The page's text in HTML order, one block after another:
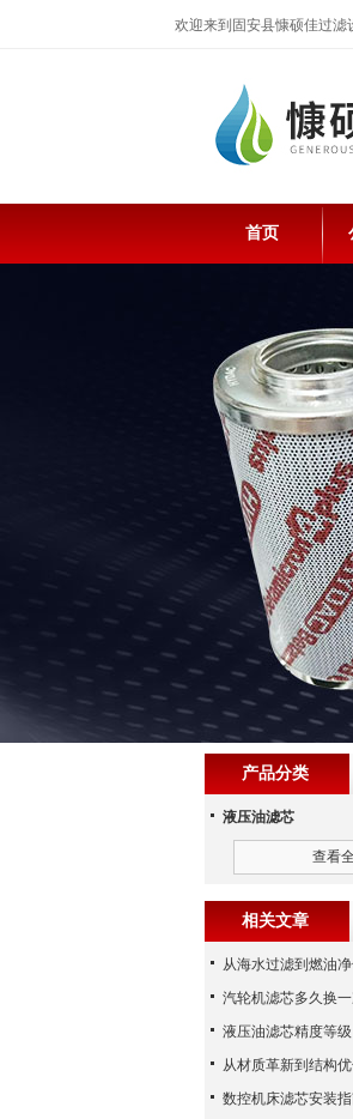
欢迎来到固安县慷硕佳过滤
首页
产品分类
液压油滤芯
查看
相关文章